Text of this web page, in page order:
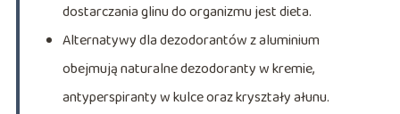
dostarczania glinu do organizmu jest dieta.
Alternatywy dla dezodorantów z aluminium
obejmują naturalne dezodoranty w kremie,
antyperspiranty w kulce oraz kryształy ałunu.